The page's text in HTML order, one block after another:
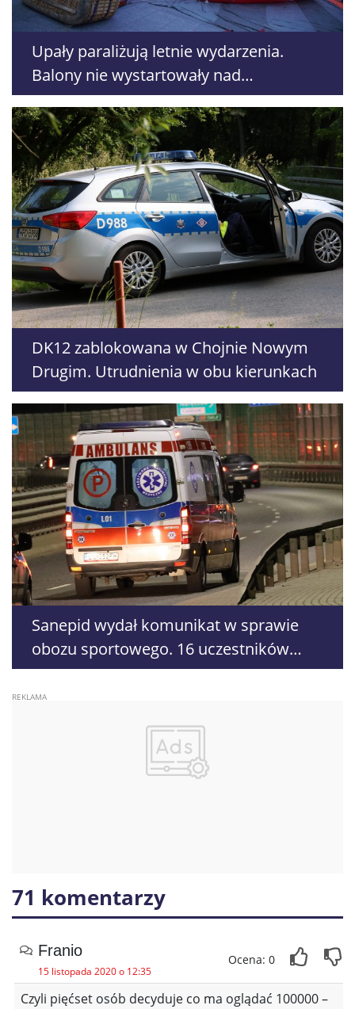
Upały paraliżują letnie wydarzenia.
Balony nie wystartowały nad
Nałęczowem, odwoływane są treningi i
warsztaty
DK12 zablokowana w Chojnie Nowym
Drugim. Utrudnienia w obu kierunkach
Sanepid wydał komunikat w sprawie
obozu sportowego. 16 uczestników
trafiło do szpitali
71 komentarzy
Franio
15 listopada 2020 o 12:35
Ocena: 0
Czyli pięćset osób decyduje co ma oglądać 100000 –